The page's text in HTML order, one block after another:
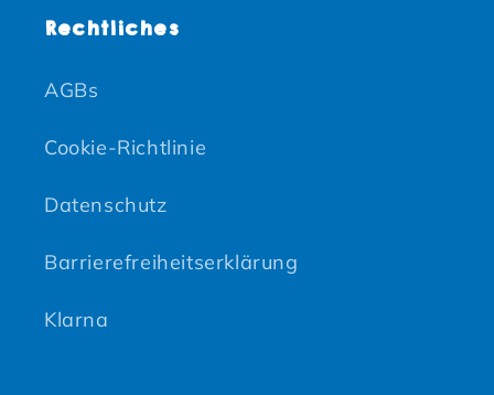
Rechtliches
AGBs
Cookie-Richtlinie
Datenschutz
Barrierefreiheitserklärung
Klarna